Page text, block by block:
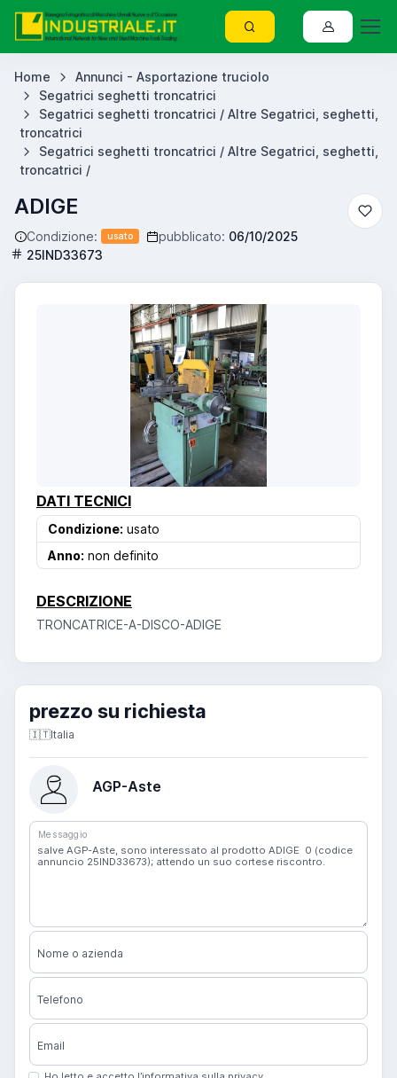
Home
Annunci - Asportazione truciolo
Segatrici seghetti troncatrici
Segatrici seghetti troncatrici / Altre Segatrici, seghetti,
troncatrici
Segatrici seghetti troncatrici / Altre Segatrici, seghetti,
troncatrici /
ADIGE
Condizione: usato pubblicato: 06/10/2025
25IND33673
DATI TECNICI
Condizione: usato
Anno: non definito
DESCRIZIONE
TRONCATRICE-A-DISCO-ADIGE
prezzo su richiesta
🇮🇹Italia
AGP-Aste
Messaggio
Nome o azienda
Telefono
Email